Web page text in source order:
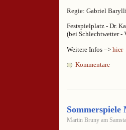
Regie: Gabriel
Festspielplatz - Dr.
(bei Schlechtwetter -
Weitere Infos –> hier
Kommentare
Sommerspiele
Martin Bruny am